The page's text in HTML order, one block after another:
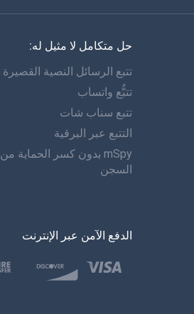
حل متكامل لا مثيل له:
تتبع الرسائل النصية القصيرة
تتبُّع واتساب
تتبع سناب شات
التتبع عبر البرقية
mSpy بدون كسر الحماية من
السجن
الدفع الآمن عبر الإنترنت